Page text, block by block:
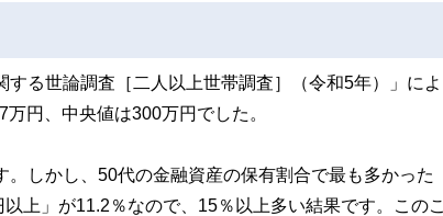
る世論調査［二人以上世帯調査］（令和5年）」によ
円、中央値は300万円でした。
しかし、50代の金融資産の保有割合で最も多かった
上」が11.2％なので、15％以上多い結果です。このこ